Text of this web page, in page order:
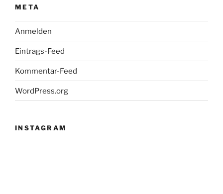
META
Anmelden
Eintrags-Feed
Kommentar-Feed
WordPress.org
INSTAGRAM